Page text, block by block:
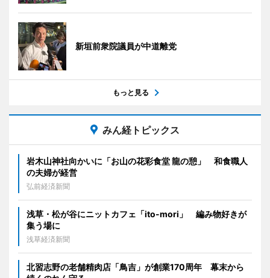
新垣前衆院議員が中道離党
もっと見る
みん経トピックス
岩木山神社向かいに「お山の花彩食堂 龍の憩」 和食職人
の夫婦が経営
弘前経済新聞
浅草・松が谷にニットカフェ「ito-mori」 編み物好きが
集う場に
浅草経済新聞
北習志野の老舗精肉店「鳥吉」が創業170周年 幕末から